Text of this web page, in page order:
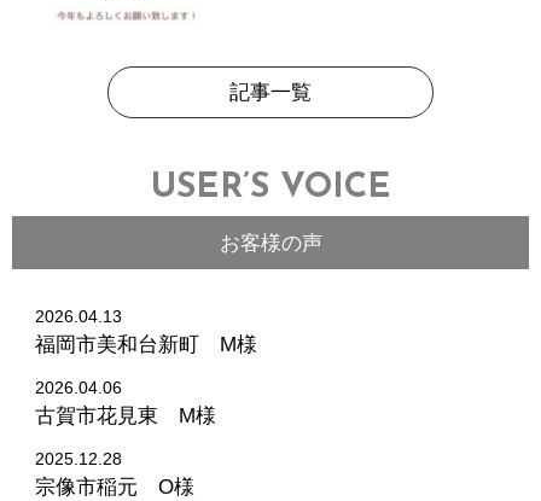
記事一覧
USER’S VOICE
お客様の声
2026.04.13
福岡市美和台新町 M様
2026.04.06
古賀市花見東 M様
2025.12.28
宗像市稲元 O様